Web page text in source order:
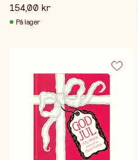
154,00 kr
På lager